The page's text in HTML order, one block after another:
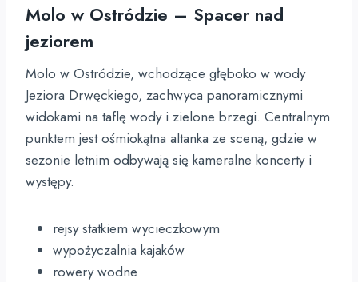
Molo w Ostródzie – Spacer nad
jeziorem
Molo w Ostródzie, wchodzące głęboko w wody
Jeziora Drwęckiego, zachwyca panoramicznymi
widokami na taflę wody i zielone brzegi. Centralnym
punktem jest ośmiokątna altanka ze sceną, gdzie w
sezonie letnim odbywają się kameralne koncerty i
występy.
rejsy statkiem wycieczkowym
wypożyczalnia kajaków
rowery wodne